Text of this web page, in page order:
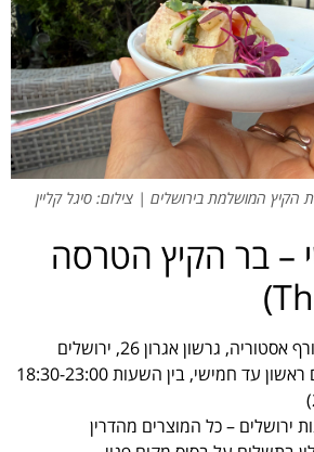
הקיץ המושלמת בירושלים | צילום: סיגל קליין
– בר הקיץ הטרסה
אסטוריה, גרשון אגרון 26, ירושלים
ימים ראשון עד חמישי, בין השעות 18:30-23:00
ירושלים – כל המוצרים מהדרין